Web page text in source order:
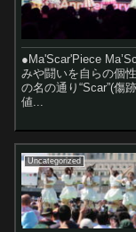
●Ma'Scar'Piece
みや闘いを自らの個
の名の通り“Scar”(傷
値...
Uncategorized